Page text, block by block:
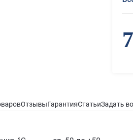
ОтзывыГарантияСтатьиЗадать